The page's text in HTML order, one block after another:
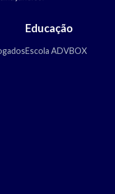
Educação
Escola ADVBOX